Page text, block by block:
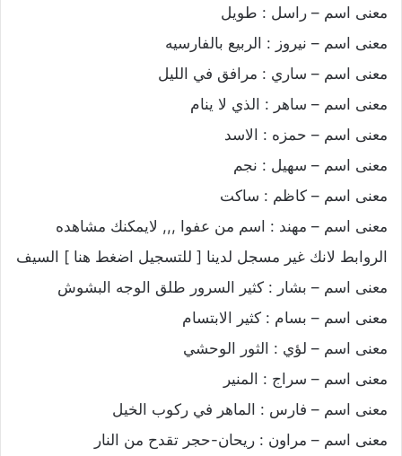
معنى اسم – راسل : طويل
معنى اسم – نيروز : الربيع بالفارسيه
معنى اسم – ساري : مرافق في الليل
معنى اسم – ساهر : الذي لا ينام
معنى اسم – حمزه : الاسد
معنى اسم – سهيل : نجم
معنى اسم – كاظم : ساكت
معنى اسم – مهند : اسم من عفوا ,,, لايمكنك مشاهده
الروابط لانك غير مسجل لدينا [ للتسجيل اضغط هنا ] السيف
معنى اسم – بشار : كثير السرور طلق الوجه البشوش
معنى اسم – بسام : كثير الابتسام
معنى اسم – لؤي : الثور الوحشي
معنى اسم – سراج : المنير
معنى اسم – فارس : الماهر في ركوب الخيل
معنى اسم – مراون : ريحان-حجر تقدح من النار